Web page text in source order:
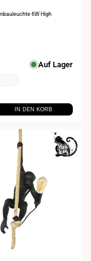
6W High
Auf Lager
IN DEN KORB